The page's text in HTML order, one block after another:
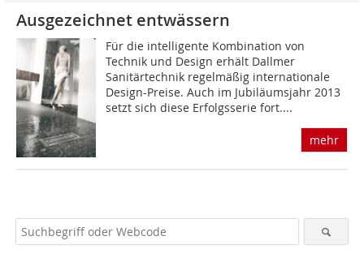
Ausgezeichnet entwässern
Für die intelligente Kombination von
Technik und Design erhält Dallmer
Sanitärtechnik regelmäßig internationale
Design-Preise. Auch im Jubiläumsjahr 2013
setzt sich diese Erfolgsserie fort....
mehr